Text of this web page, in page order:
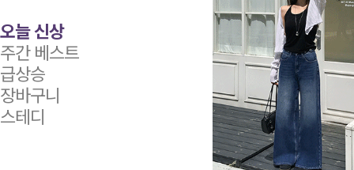
오늘 신상
주간 베스트
급상승
장바구니
스테디